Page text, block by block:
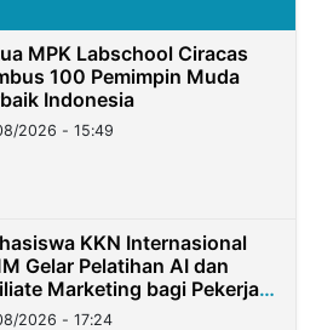
MPK Labschool Ciracas
100 Pemimpin Muda
Indonesia
2026 - 15:49
KKN Internasional
Gelar Pelatihan AI dan
Marketing bagi Pekerja
Indonesia di Taiwan
2026 - 17:24